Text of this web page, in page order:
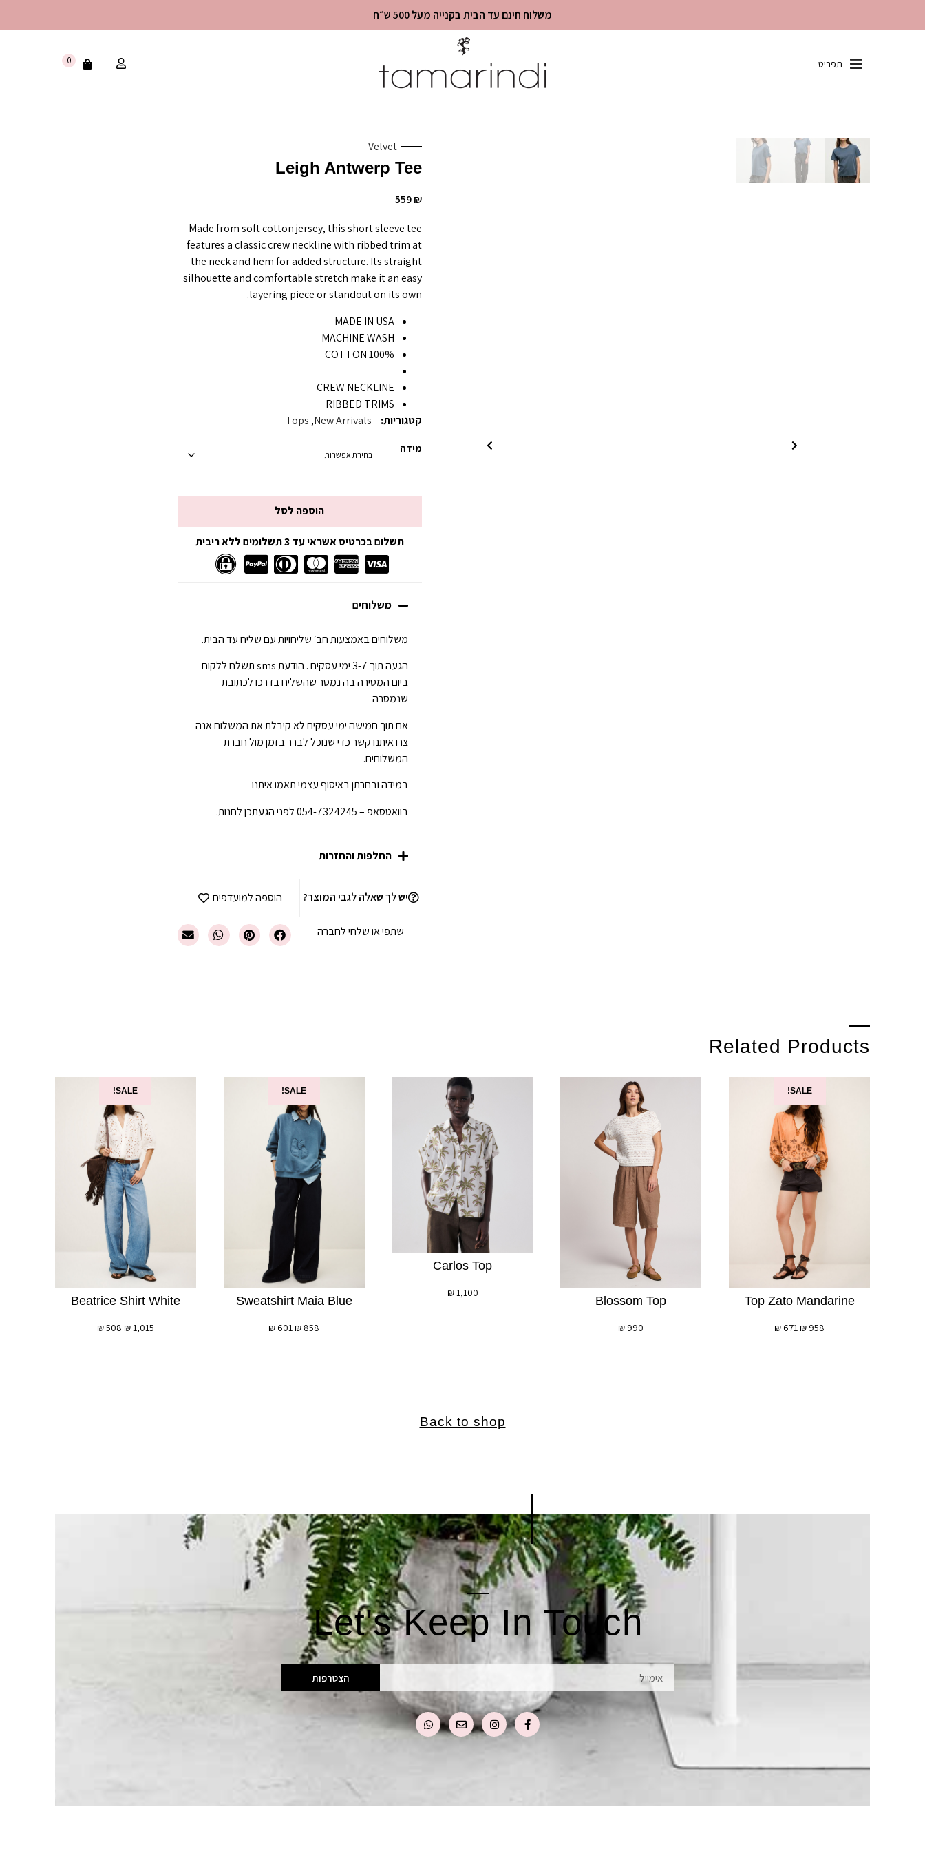
משלוח חינם עד הבית בקנייה מעל 500 ש״ח
תפריט 0
Velvet
Leigh Antwerp Tee
559₪
Made from soft cotton jersey, this short sleeve tee
features a classic crew neckline with ribbed trim at
the neck and hem for added structure. Its straight
silhouette and comfortable stretch make it an easy
layering piece or standout on its own.
MADE IN USA
MACHINE WASH
100% COTTON
CREW NECKLINE
RIBBED TRIMS
קטגוריות:
New Arrivals
,
Tops
מידה
הוספה לסל
תשלום בכרטיס אשראי עד 3 תשלומים ללא ריבית
משלוחים
משלוחים באמצעות חב׳ שליחויות עם שליח עד הבית.
הגעה תוך 3-7 ימי עסקים . הודעת sms תשלח ללקוח
ביום המסירה בה נמסר שהשליח בדרכו לכתובת
שנמסרה
אם תוך חמישה ימי עסקים לא קיבלת את המשלוח אנה
צרו איתנו קשר כדי שנוכל לברר בזמן מול חברת
המשלוחים.
במידה ובחרתן באיסוף עצמי תאמו איתנו
בוואטסאפ – 054-7324245 לפני הגעתכן לחנות.
החלפות והחזרות
יש לך שאלה לגבי המוצר? הוספה למועדפים
שתפי או שלחי לחברה
Related Products
SALE!
Top Zato Mandarine
958
₪
671
₪
Blossom Top
990
₪
Carlos Top
1,100
₪
SALE!
Sweatshirt Maia Blue
858
₪
601
₪
SALE!
Beatrice Shirt White
1,015
₪
508
₪
Back to shop
Let's Keep In Touch
הצטרפות